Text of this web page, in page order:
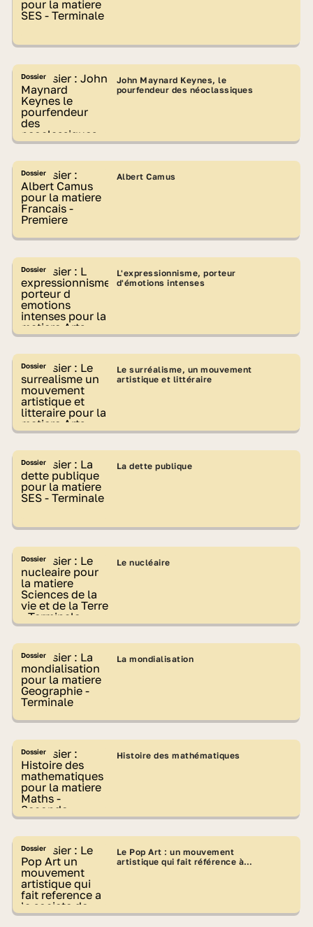
Dossier
John Maynard Keynes, le
pourfendeur des néoclassiques
Dossier Albert Camus
Dossier
L'expressionnisme, porteur
d'émotions intenses
Dossier
Le surréalisme, un mouvement
artistique et littéraire
Dossier La dette publique
Dossier Le nucléaire
Dossier La mondialisation
Dossier Histoire des mathématiques
Dossier
Le Pop Art : un mouvement
artistique qui fait référence à la